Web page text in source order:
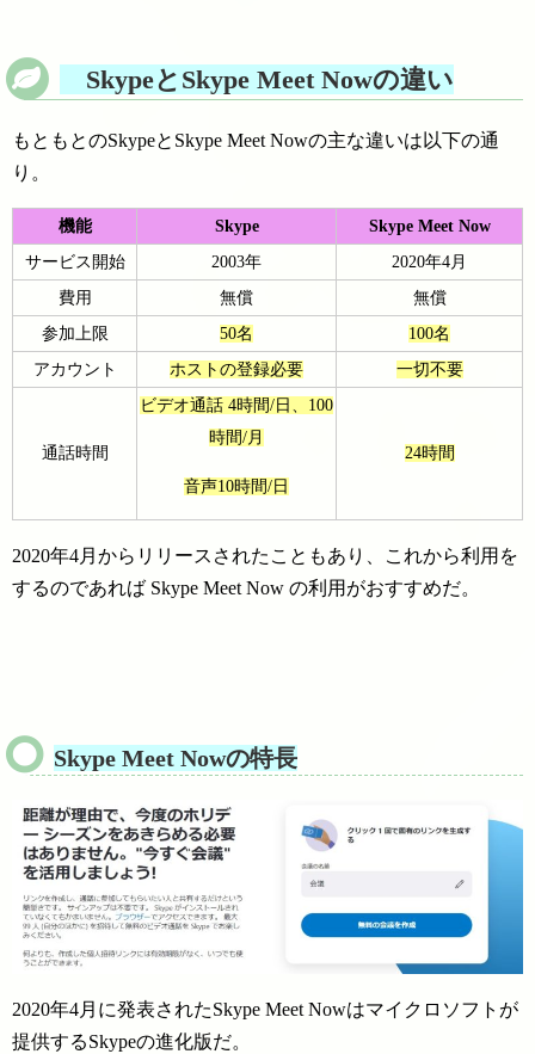
Skypeと Skype Meet Nowの違い
もともとのSkypeとSkype Meet Nowの主な違いは以下の通
り。
機能 Skype
Skype Meet Now
サービス開始
2003年
2020年4月
費用
無償
無償
参加上限
50名
100名
アカウント
ホストの登録必要 一切不要
通話時間
ビデオ通話 4時間/日、100
時間/月
音声10時間/日
24時間
2020年4月からリリースされたこともあり、これから利用を
するのであれば Skype Meet Now の利用がおすすめだ。
Skype Meet Nowの特長
2020年4月に発表されたSkype Meet Nowはマイクロソフトが
提供するSkypeの進化版だ。